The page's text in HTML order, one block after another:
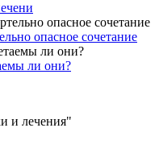
опасное сочетание
ли они?
и лечения"